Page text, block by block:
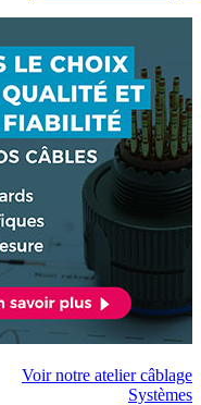
Voir notre atelier câblage
Systèmes